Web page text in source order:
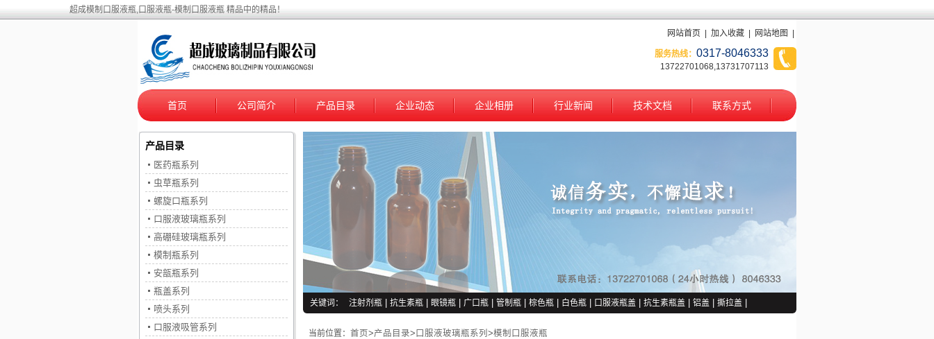
超成模制口服液瓶,口服液瓶-模制口服液瓶 精品中的精品！
网站首页 加入收藏 网站地图
服务热线： 0317-8046333
13722701068,13731707113
首页 公司简介 产品目录 企业动态 企业相册 行业新闻 技术文档 联系方式
关键词： 注射剂瓶 抗生素瓶 眼镜瓶 广口瓶 管制瓶 棕色瓶 白色瓶 口服液瓶盖 抗生素瓶盖 铝盖 撕拉盖
当前位置： 首页>产品目录> 口服液玻璃瓶系列 >模制口服液瓶
产品目录
医药瓶系列
虫草瓶系列
螺旋口瓶系列
口服液玻璃瓶系列
高硼硅玻璃瓶系列
模制瓶系列
安瓿瓶系列
瓶盖系列
喷头系列
口服液吸管系列